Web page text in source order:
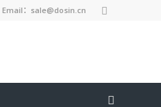
Email：sale@dosin.cn